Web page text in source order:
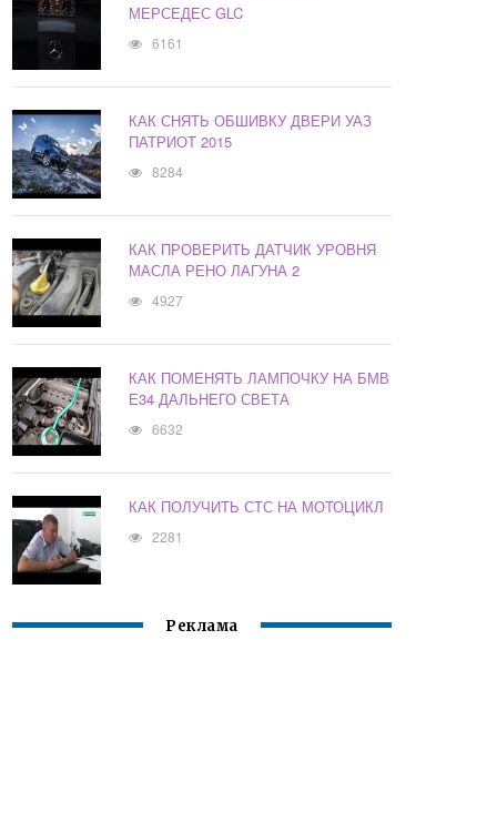
МЕРСЕДЕС GLC
6161
КАК СНЯТЬ ОБШИВКУ ДВЕРИ УАЗ
ПАТРИОТ 2015
8284
КАК ПРОВЕРИТЬ ДАТЧИК УРОВНЯ
МАСЛА РЕНО ЛАГУНА 2
4927
КАК ПОМЕНЯТЬ ЛАМПОЧКУ НА БМВ
Е34 ДАЛЬНЕГО СВЕТА
6632
КАК ПОЛУЧИТЬ СТС НА МОТОЦИКЛ
2281
Реклама